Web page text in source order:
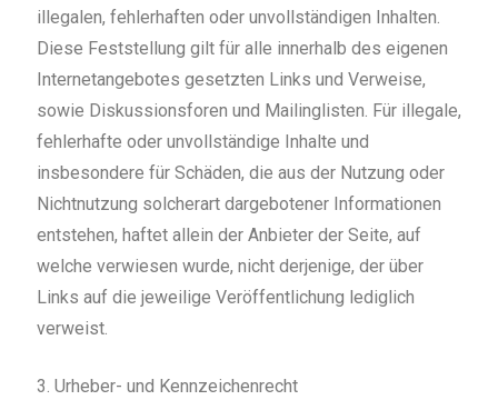
illegalen, fehlerhaften oder unvollständigen Inhalten.
Diese Feststellung gilt für alle innerhalb des eigenen
Internetangebotes gesetzten Links und Verweise,
sowie Diskussionsforen und Mailinglisten. Für illegale,
fehlerhafte oder unvollständige Inhalte und
insbesondere für Schäden, die aus der Nutzung oder
Nichtnutzung solcherart dargebotener Informationen
entstehen, haftet allein der Anbieter der Seite, auf
welche verwiesen wurde, nicht derjenige, der über
Links auf die jeweilige Veröffentlichung lediglich
verweist.
3. Urheber- und Kennzeichenrecht